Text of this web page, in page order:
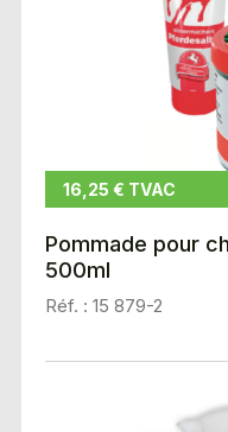
16,25 € TVAC
Pommade pour
500ml
Réf. : 15 879-2